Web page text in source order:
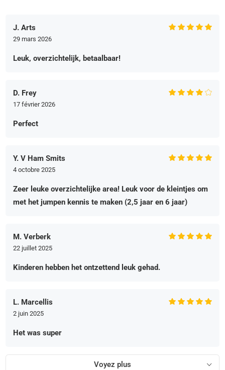
J. Arts
29 mars 2026
Leuk, overzichtelijk, betaalbaar!
D. Frey
17 février 2026
Perfect
Y. V Ham Smits
4 octobre 2025
Zeer leuke overzichtelijke area! Leuk voor de kleintjes om
met het jumpen kennis te maken (2,5 jaar en 6 jaar)
M. Verberk
22 juillet 2025
Kinderen hebben het ontzettend leuk gehad.
L. Marcellis
2 juin 2025
Het was super
Voyez plus